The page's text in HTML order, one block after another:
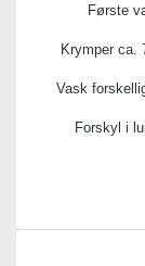
Første
Krymper ca.
Vask
Forskyl i